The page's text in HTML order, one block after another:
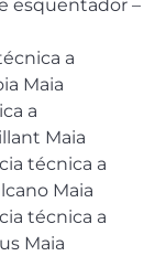
esquentador –
a
Maia
a
Maia
técnica a
Maia
técnica a
Maia